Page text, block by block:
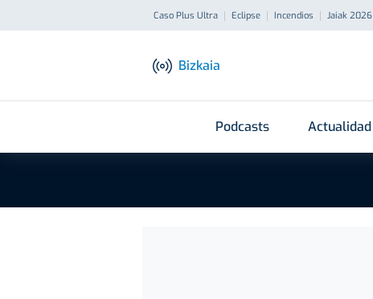
Caso Plus Ultra Eclipse Incendios Jaiak 2026
Bizkaia
Podcasts Actualidad